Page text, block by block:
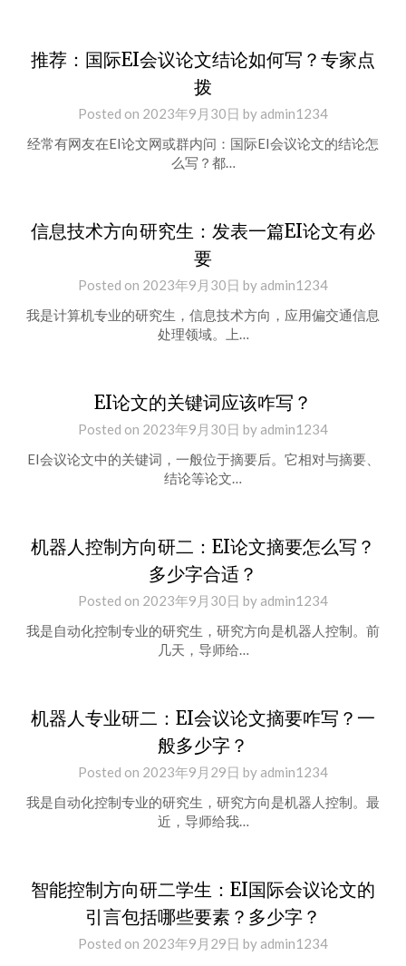
推荐：国际EI会议论文结论如何写？专家点
拨
Posted on 2023年9月30日 by admin1234
经常有网友在EI论文网或群内问：国际EI会议论文的结论怎
么写？都…
信息技术方向研究生：发表一篇EI论文有必
要
Posted on 2023年9月30日 by admin1234
我是计算机专业的研究生，信息技术方向，应用偏交通信息
处理领域。上…
EI论文的关键词应该咋写？
Posted on 2023年9月30日 by admin1234
EI会议论文中的关键词，一般位于摘要后。它相对与摘要、
结论等论文…
机器人控制方向研二：EI论文摘要怎么写？
多少字合适？
Posted on 2023年9月30日 by admin1234
我是自动化控制专业的研究生，研究方向是机器人控制。前
几天，导师给…
机器人专业研二：EI会议论文摘要咋写？一
般多少字？
Posted on 2023年9月29日 by admin1234
我是自动化控制专业的研究生，研究方向是机器人控制。最
近，导师给我…
智能控制方向研二学生：EI国际会议论文的
引言包括哪些要素？多少字？
Posted on 2023年9月29日 by admin1234